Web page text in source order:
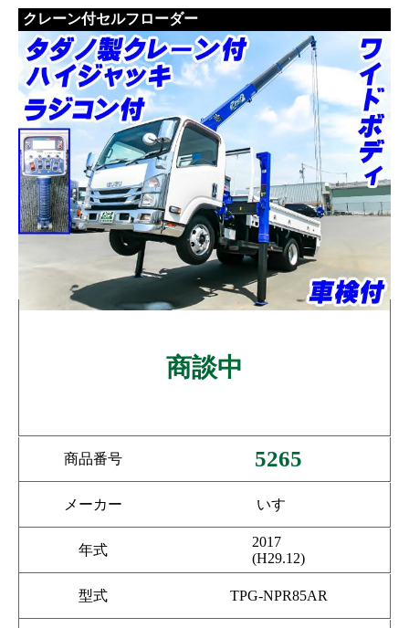
クレーン付セルフローダー
商談中
商品番号 5265
メーカー いすゞ
年式
2017
(H29.12)
型式 TPG-NPR85AR